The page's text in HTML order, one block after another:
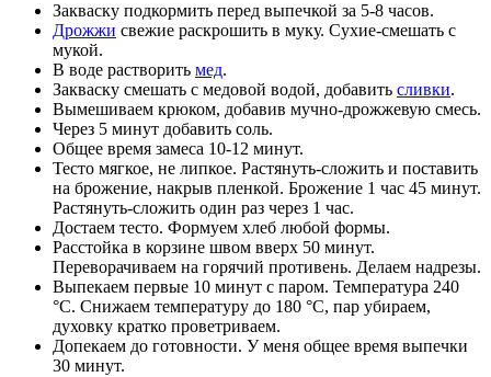
Закваску подкормить перед выпечкой за 5-8 часов.
Дрожжи свежие раскрошить в муку. Сухие-смешать с
мукой.
В воде растворить мед.
Закваску смешать с медовой водой, добавить сливки.
Вымешиваем крюком, добавив мучно-дрожжевую смесь.
Через 5 минут добавить соль.
Общее время замеса 10-12 минут.
Тесто мягкое, не липкое. Растянуть-сложить и поставить
на брожение, накрыв пленкой. Брожение 1 час 45 минут.
Растянуть-сложить один раз через 1 час.
Достаем тесто. Формуем хлеб любой формы.
Расстойка в корзине швом вверх 50 минут.
Переворачиваем на горячий противень. Делаем надрезы.
Выпекаем первые 10 минут с паром. Температура 240
°C. Снижаем температуру до 180 °C, пар убираем,
духовку кратко проветриваем.
Допекаем до готовности. У меня общее время выпечки
30 минут.